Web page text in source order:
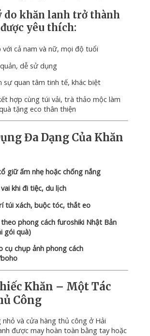
dokhăn lanh trở thành
được yêu thích:
vớicảnamvànữ,mọiđộtuổi
quản,dễsửdụng
sựquantâmtinhtế,khácbiệt
hợpcùngtúivải,tràthảomộclàm
tặngecothânthiện
ĐaDạng Của Khăn
giữấmnhẹhoặcchốngnắng
vaikhiđitiệc,dulịch
túixách,buộctóc,thắteo
theophongcáchfuroshiki Nhật Bản
góiquà)
cụchụpảnhphongcách
boho
Khăn – MộtTác
Công
nhỏvàcửahàngthủcôngở Hải
đượcmayhoàntoànbằngtayhoặc